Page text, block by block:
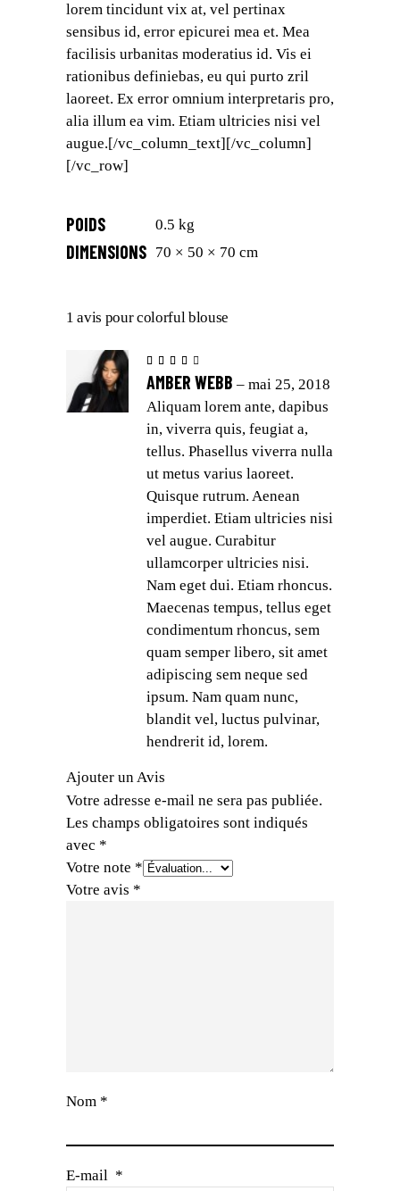
lorem tincidunt vix at, vel pertinax
sensibus id, error epicurei mea et. Mea
facilisis urbanitas moderatius id. Vis ei
rationibus definiebas, eu qui purto zril
laoreet. Ex error omnium interpretaris pro,
alia illum ea vim. Etiam ultricies nisi vel
augue.[/vc_column_text][/vc_column]
[/vc_row]
POIDS 0.5 kg
DIMENSIONS 70 × 50 × 70 cm
1 avis pourcolorful blouse
sur
5
AMBER WEBB – mai 25, 2018
Aliquam lorem ante, dapibus
in, viverra quis, feugiat a,
tellus. Phasellus viverra nulla
ut metus varius laoreet.
Quisque rutrum. Aenean
imperdiet. Etiam ultricies nisi
vel augue. Curabitur
ullamcorper ultricies nisi.
Nam eget dui. Etiam rhoncus.
Maecenas tempus, tellus eget
condimentum rhoncus, sem
quam semper libero, sit amet
adipiscing sem neque sed
ipsum. Nam quam nunc,
blandit vel, luctus pulvinar,
hendrerit id, lorem.
Ajouter un Avis
Votre adresse e-mail ne sera pas publiée.
Les champs obligatoires sont indiqués
avec *
Votre note *
Votre avis *
Nom *
E-mail *